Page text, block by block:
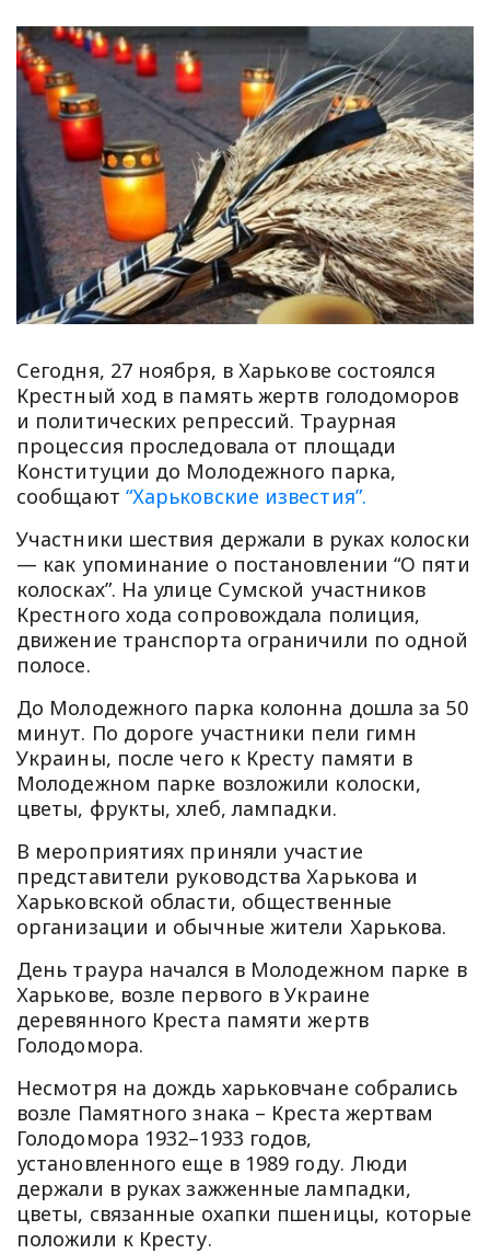
Сегодня, 27 ноября, в Харькове состоялся
Крестный ход в память жертв голодоморов
и политических репрессий. Траурная
процессия проследовала от площади
Конституции до Молодежного парка,
сообщают “Харьковские известия”.
Участники шествия держали в руках колоски
— как упоминание о постановлении “О пяти
колосках”. На улице Сумской участников
Крестного хода сопровождала полиция,
движение транспорта ограничили по одной
полосе.
До Молодежного парка колонна дошла за 50
минут. По дороге участники пели гимн
Украины, после чего к Кресту памяти в
Молодежном парке возложили колоски,
цветы, фрукты, хлеб, лампадки.
В мероприятиях приняли участие
представители руководства Харькова и
Харьковской области, общественные
организации и обычные жители Харькова.
День траура начался в Молодежном парке в
Харькове, возле первого в Украине
деревянного Креста памяти жертв
Голодомора.
Несмотря на дождь харьковчане собрались
возле Памятного знака – Креста жертвам
Голодомора 1932–1933 годов,
установленного еще в 1989 году. Люди
держали в руках зажженные лампадки,
цветы, связанные охапки пшеницы, которые
положили к Кресту.